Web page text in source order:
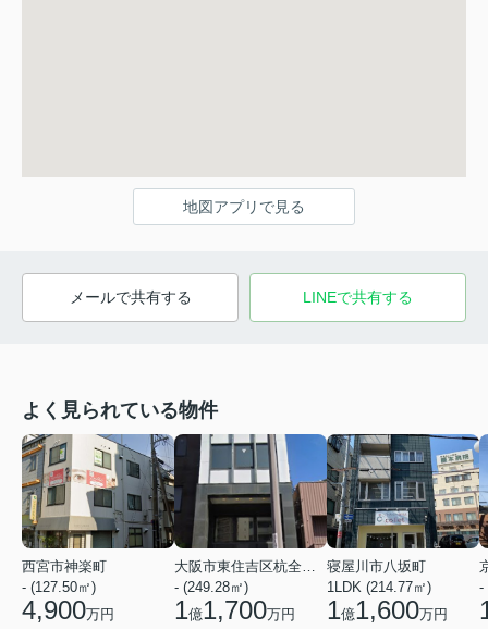
地図アプリで見る
メールで共有する LINEで共有する
よく見られている物件
西宮市神楽町
- (127.50㎡)
4,900万円
- (249.28㎡)
1億1,700万円
寝屋川市八坂町
1LDK (214.77㎡)
1億1,600万円
-